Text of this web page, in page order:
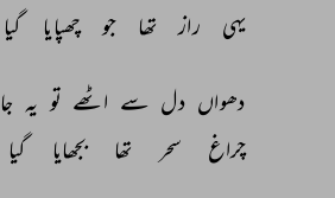
یہی
راز تھا جو چھپایا گیا
دھواں دل سے اٹھے تو یہ
چراغ
سحر تھا بجھایا گیا